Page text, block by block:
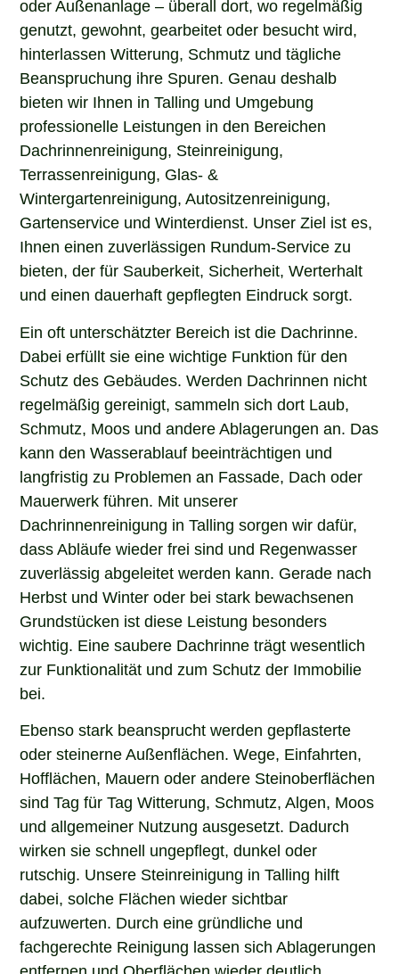
genutzt, gewohnt, gearbeitet oder besucht wird,
hinterlassen Witterung, Schmutz und tägliche
Beanspruchung ihre Spuren. Genau deshalb
bieten wir Ihnen in Talling und Umgebung
professionelle Leistungen in den Bereichen
Dachrinnenreinigung, Steinreinigung,
Terrassenreinigung, Glas- &
Wintergartenreinigung, Autositzenreinigung,
Gartenservice und Winterdienst. Unser Ziel ist es,
Ihnen einen zuverlässigen Rundum-Service zu
bieten, der für Sauberkeit, Sicherheit, Werterhalt
und einen dauerhaft gepflegten Eindruck sorgt.
Ein oft unterschätzter Bereich ist die Dachrinne.
Dabei erfüllt sie eine wichtige Funktion für den
Schutz des Gebäudes. Werden Dachrinnen nicht
regelmäßig gereinigt, sammeln sich dort Laub,
Schmutz, Moos und andere Ablagerungen an. Das
kann den Wasserablauf beeinträchtigen und
langfristig zu Problemen an Fassade, Dach oder
Mauerwerk führen. Mit unserer
Dachrinnenreinigung in Talling sorgen wir dafür,
dass Abläufe wieder frei sind und Regenwasser
zuverlässig abgeleitet werden kann. Gerade nach
Herbst und Winter oder bei stark bewachsenen
Grundstücken ist diese Leistung besonders
wichtig. Eine saubere Dachrinne trägt wesentlich
zur Funktionalität und zum Schutz der Immobilie
bei.
Ebenso stark beansprucht werden gepflasterte
oder steinerne Außenflächen. Wege, Einfahrten,
Hofflächen, Mauern oder andere Steinoberflächen
sind Tag für Tag Witterung, Schmutz, Algen, Moos
und allgemeiner Nutzung ausgesetzt. Dadurch
wirken sie schnell ungepflegt, dunkel oder
rutschig. Unsere Steinreinigung in Talling hilft
dabei, solche Flächen wieder sichtbar
aufzuwerten. Durch eine gründliche und
fachgerechte Reinigung lassen sich Ablagerungen
entfernen und Oberflächen wieder deutlich